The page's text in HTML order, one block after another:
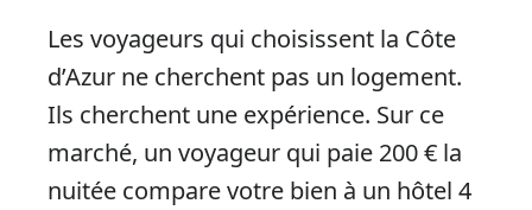
Les voyageurs qui choisissent la Côte
d’Azur ne cherchent pas un logement.
Ils cherchent une expérience. Sur ce
marché, un voyageur qui paie 200 € la
nuitée compare votre bien à un hôtel 4